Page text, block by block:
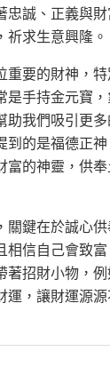
忠誠、正義與
祈求生意興隆。
重要的財神，
是手持金元寶
助我們吸引更
的是福德正神
富的神靈，供
關鍵在於誠心
相信自己會致
著招財小物，
運，讓財運源